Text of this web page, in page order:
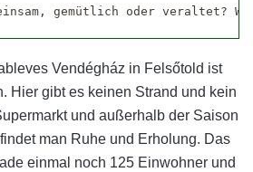
gemütlich oder veraltet?
Vendégház in Felsőtold ist
Hier gibt es keinen Strand und kein
und außerhalb der Saison
man Ruhe und Erholung. Das
einmal noch 125 Einwohner und